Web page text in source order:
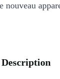
nouveau